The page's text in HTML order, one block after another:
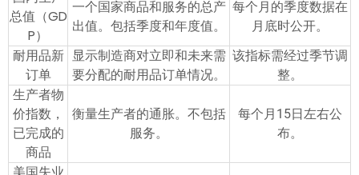
总值（GD
P）
一个国家商品和服务的总产
出值。包括季度和年度值。
每个月的季度数据在
月底时公开。
耐用品新
订单
显示制造商对立即和未来需
要分配的耐用品订单情况。
该指标需经过季节调
整。
生产者物
价指数，
已完成的
商品
衡量生产者的通胀。不包括
服务。
每个月15日左右公
布。